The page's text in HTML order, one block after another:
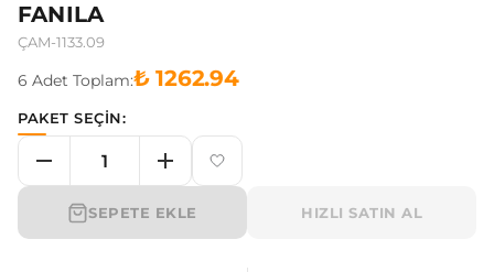
FANILA
ÇAM-1133.09
6 Adet Toplam:₺ 1262.94
PAKET SEÇİN:
SEPETE EKLE HIZLI SATIN AL